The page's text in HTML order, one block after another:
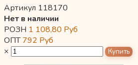
Артикул 118170
Нет в наличии
РОЗН 1 108,80 Руб
ОПТ792 Руб
×